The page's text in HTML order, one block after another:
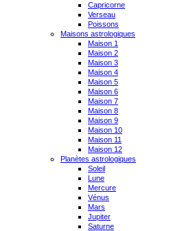
Capricorne
Verseau
Poissons
Maisons astrologiques
Maison 1
Maison 2
Maison 3
Maison 4
Maison 5
Maison 6
Maison 7
Maison 8
Maison 9
Maison 10
Maison 11
Maison 12
Planètes astrologiques
Soleil
Lune
Mercure
Vénus
Mars
Jupiter
Saturne